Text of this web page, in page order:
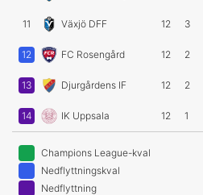
11 Växjö DFF 12 3
12 FC Rosengård 12 2
13 Djurgårdens IF 12 2
14 IK Uppsala 12 1
Champions League-kval
Nedflyttningskval
Nedflyttning